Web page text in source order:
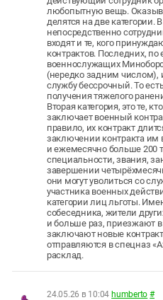
любопытную вещь.
делятся на две
непосредственно
входят и те, кого
контрактов. Последних,
военнослужащих
(нередко задним числом),
службу бессрочный. То
получения тяжелого
Вторая категория, это те,
заключает военный
правило, их контракт
заключении контракта им
и ежемесячно больше 200
специальности, звания,
завершении
они могут уволиться со
участника военных
категории лиц льготы.
собеседника, жители
и больше раз, приезжают
заключают новые
отправляются в спецназ
расклад.
24.05.26 в 10:04 humberto #